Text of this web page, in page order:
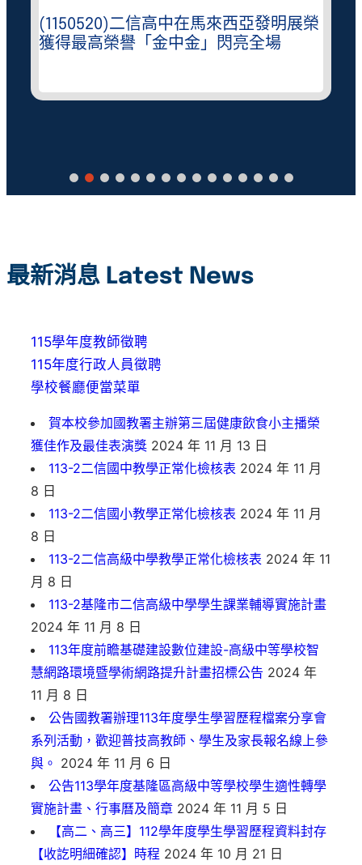
(1150520)二信高中在馬來西亞發明展榮
獲得最高榮譽「金中金」閃亮全場
最新消息 Latest News
115學年度教師徵聘
115年度行政人員徵聘
學校餐廳便當菜單
賀本校參加國教署主辦第三屆健康飲食小主播榮
獲佳作及最佳表演獎 2024 年 11 月 13 日
113-2二信國中教學正常化檢核表 2024 年 11 月
8 日
113-2二信國小教學正常化檢核表 2024 年 11 月
8 日
113-2二信高級中學教學正常化檢核表 2024 年 11
月 8 日
113-2基隆市二信高級中學學生課業輔導實施計畫
2024 年 11 月 8 日
113年度前瞻基礎建設數位建設-高級中等學校智
慧網路環境暨學術網路提升計畫招標公告 2024 年
11 月 8 日
公告國教署辦理113年度學生學習歷程檔案分享會
系列活動，歡迎普技高教師、學生及家長報名線上參
與。 2024 年 11 月 6 日
公告113學年度基隆區高級中等學校學生適性轉學
實施計畫、行事曆及簡章 2024 年 11 月 5 日
【高二、高三】112學年度學生學習歷程資料封存
【收訖明細確認】時程 2024 年 10 月 21 日